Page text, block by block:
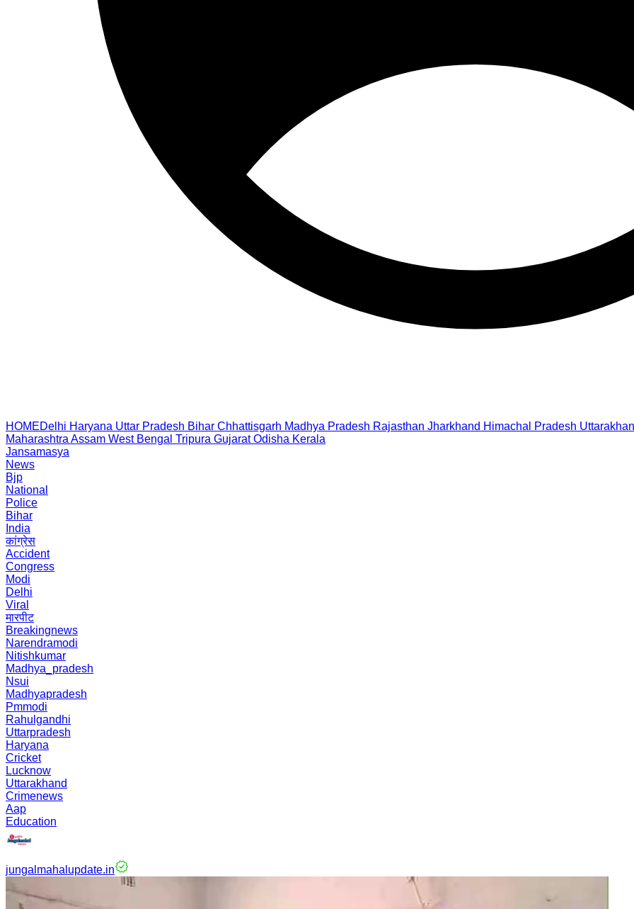
HOMEDelhi Haryana Uttar Pradesh Bihar Chhattisgarh Madhya Pradesh Rajasthan Jharkhand Himachal Pradesh
Maharashtra Assam West Bengal Tripura Gujarat Odisha Kerala
Jansamasya
News
Bjp
National
Police
Bihar
India
कांग्रेस
Accident
Congress
Modi
Delhi
Viral
मारपीट
Breakingnews
Narendramodi
Nitishkumar
Madhya_pradesh
Nsui
Madhyapradesh
Pmmodi
Rahulgandhi
Uttarpradesh
Haryana
Cricket
Lucknow
Uttarakhand
Crimenews
Aap
Education
jungalmahalupdate.in